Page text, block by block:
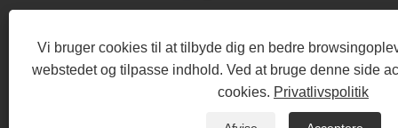
Vi bruger cookies til at tilbyde dig en bedre
webstedet og tilpasse indhold. Ved at bruge denne side
cookies. Privatlivspolitik
sparer
hydrauliske systemer. De er ofte
eller messing og kan udholde højt
tryk, høj temperatur og ætsende
Copyright